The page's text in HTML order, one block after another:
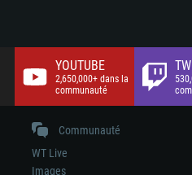
YOUTUBE
2,650,000+ dans la
communauté
Communauté
WT Live
Images